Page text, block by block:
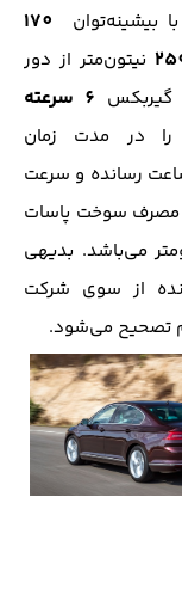
با بیشینه‌توان 170
نیتون‌متر از دور
6 سرعته
را در مدت زمان
رسانده و سرعت
میانگین مصرف سوخت پاسات
می‌باشد. بدیهی
از سوی شرکت
تصحیح می‌شود.